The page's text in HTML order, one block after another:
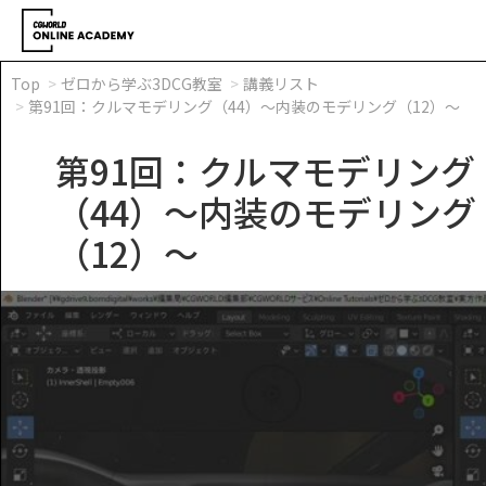
Top ゼロから学ぶ3DCG教室
講義リスト
第91回：クルマモデリング（44）～内装のモデリング（12）～
第91回：クルマモデリング
（44）～内装のモデリング
（12）～